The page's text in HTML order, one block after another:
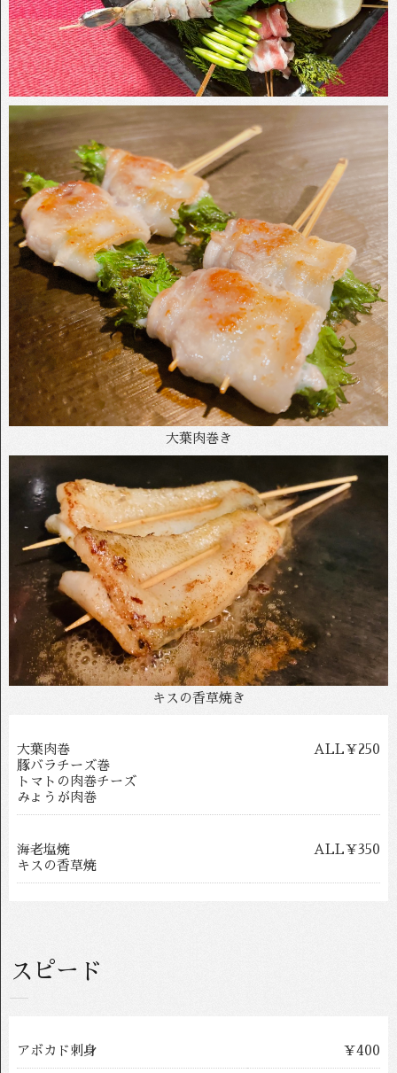
大葉肉巻き
キスの香草焼き
大葉肉巻
豚バラチーズ巻
トマトの肉巻チーズ
みょうが肉巻
ALL￥250
海老塩焼
キスの香草焼
ALL￥350
スピード
アボカド刺身 ￥400